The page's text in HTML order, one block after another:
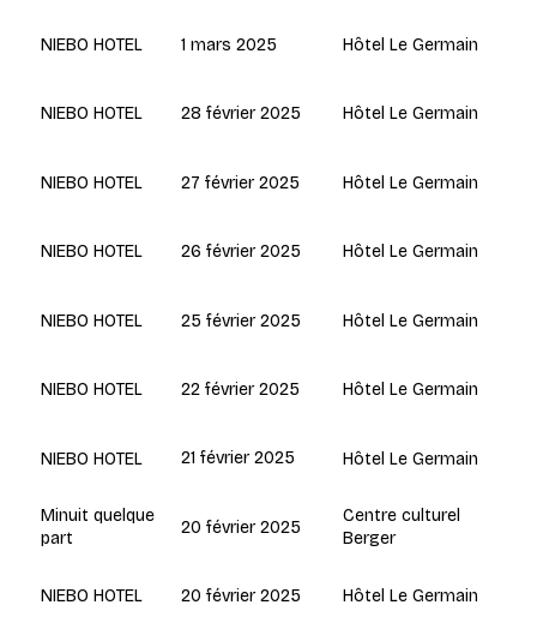
NIEBO HOTEL 1 mars 2025 Hôtel Le Germain
NIEBO HOTEL 28 février 2025 Hôtel Le Germain
NIEBO HOTEL 27 février 2025 Hôtel Le Germain
NIEBO HOTEL 26 février 2025 Hôtel Le Germain
NIEBO HOTEL 25 février 2025 Hôtel Le Germain
NIEBO HOTEL 22 février 2025 Hôtel Le Germain
NIEBO HOTEL 21 février 2025 Hôtel Le Germain
Minuit quelque
part
20 février 2025
Centre culturel
Berger
NIEBO HOTEL 20 février 2025 Hôtel Le Germain